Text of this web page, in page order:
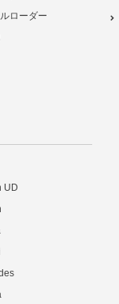
ローダー
UD